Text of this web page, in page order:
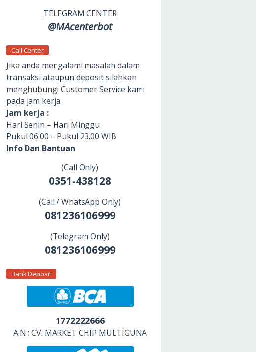
TELEGRAM CENTER
@MAcenterbot
Call Center
Jika anda mengalami masalah dalam
transaksi ataupun deposit silahkan
menghubungi Customer Service kami
pada jam kerja.
Jam kerja :
Hari Senin – Hari Minggu
Pukul 06.00 – Pukul 23.00 WIB
Info Dan Bantuan
(Call Only)
0351-438128
(Call / WhatsApp Only)
081236106999
(Telegram Only)
081236106999
Bank Deposit
1772222666
A.N : CV. MARKET CHIP MULTIGUNA